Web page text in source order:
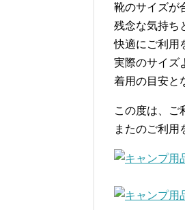
靴のサイズが
残念な気持ち
快適にご利用
実際のサイズ
着用の目安と
この度は、ご
またのご利用